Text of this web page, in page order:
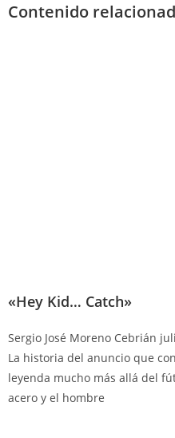
Contenido
«Hey Kid… Catch»
Sergio José Moreno Cebrián
La historia del anuncio que
leyenda mucho más allá del
acero y el hombre